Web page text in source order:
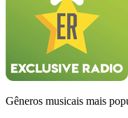
Gêneros musicais mais